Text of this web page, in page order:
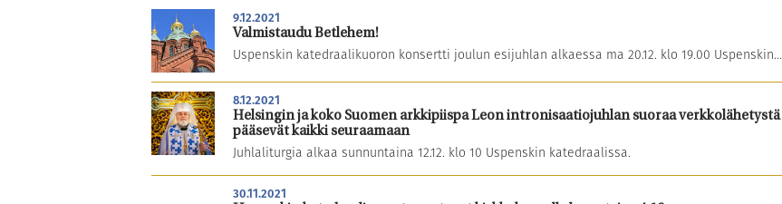
9.12.2021
Valmistaudu Betlehem!
Uspenskin katedraalikuoron konsertti joulun esijuhlan alkaessa ma 20.12. klo 19.00 Uspenskin...
8.12.2021
Helsingin ja koko Suomen arkkipiispa Leon intronisaatiojuhlan suoraa verkkolähetystä
pääsevät kaikki seuraamaan
Juhlaliturgia alkaa sunnuntaina 12.12. klo 10 Uspenskin katedraalissa.
30.11.2021